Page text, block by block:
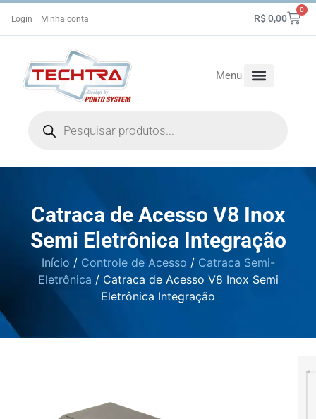
Login Minha conta R$0,00
0
Menu
Catraca de Acesso V8 Inox
Semi Eletrônica Integração
Início / Controle de Acesso / Catraca Semi-
Eletrônica / Catraca de Acesso V8 Inox Semi
Eletrônica Integração